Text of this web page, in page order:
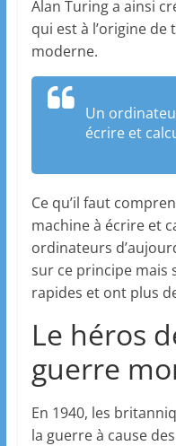
Alan Turing a ainsi
qui est à l’origine
moderne.
Un
écrire et
Ce qu’il faut
machine à écrire et
ordinateurs
sur ce principe mais
rapides et ont plus
Le héros
guerre
En 1940, les
la guerre à cause